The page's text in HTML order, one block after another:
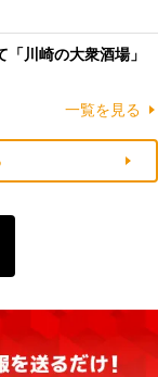
「川崎の大衆酒場」
一覧を見る